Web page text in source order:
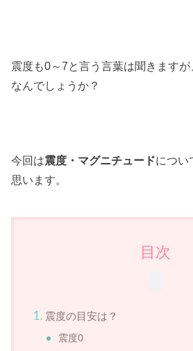
震度も0～7と言う言葉は聞きます
なんでしょうか？
今回は震度・マグニチュードについ
思います。
目次
震度の目安は？
震度0